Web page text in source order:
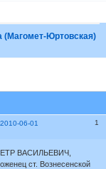
(Магомет-Юртовская)
1
2010-06-01
ВАСИЛЬЕВИЧ,
ст. Вознесенской